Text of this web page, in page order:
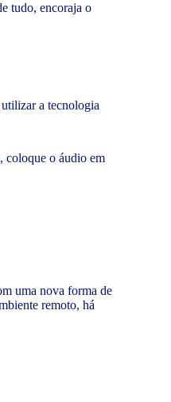
tudo, encoraja o
a tecnologia
coloque o áudio em
uma nova forma de
remoto, há